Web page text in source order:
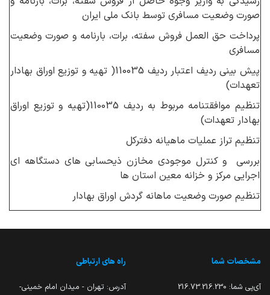
صورت وضعیت مسافری توسط بانک ملی ایران
پرداخت حق العمل فروش سفته، برات، بارنامه و صورت وضعیت
مسافری
پیش بینی ردیف اعتبار ردیف 110035( تهیه و توزیع اوراق بهادار
تعهدات)
تنظیم موافقتنامه مربوط به ردیف 110035(تهیه و توزیع اوراق
بهادار تعهدات)
تنظیم تراز عملیات ماهیانه دفترکل
بررسی و کنترل موجودی مخازن ذیحسابی های دستگاهه ای
اجرایی مرکز و خزانه معین استان ها
تنظیم صورت وضعیت ماهانه گردش اوراق بهادار
مشخصات شما
آی‌پی شما: 216.73.216.230
راه های ارتباطی
آدرس: تهران - میدان امام خمینی-